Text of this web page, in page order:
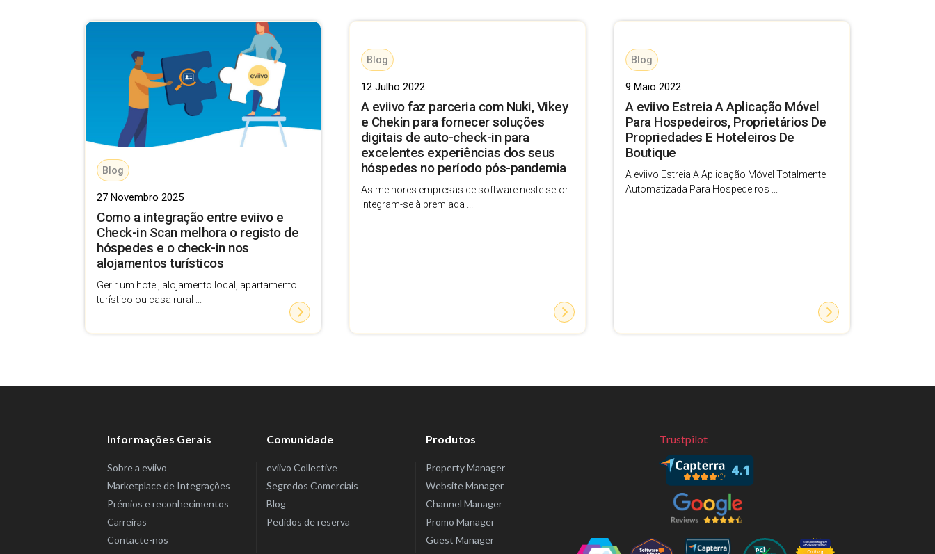
Blog
27 Novembro 2025
Como a integração entre eviivo e
Check-in Scan melhora o registo de
hóspedes e o check-in nos
alojamentos turísticos
Gerir um hotel, alojamento local, apartamento
turístico ou casa rural ...
Blog
12 Julho 2022
A eviivo faz parceria com Nuki, Vikey
e Chekin para fornecer soluções
digitais de auto-check-in para
excelentes experiências dos seus
hóspedes no período pós-pandemia
As melhores empresas de software neste setor
integram-se à premiada ...
Blog
9 Maio 2022
A eviivo Estreia A Aplicação Móvel
Para Hospedeiros, Proprietários De
Propriedades E Hoteleiros De
Boutique
A eviivo Estreia A Aplicação Móvel Totalmente
Automatizada Para Hospedeiros ...
Informações Gerais
Sobre a eviivo
Marketplace de Integrações
Prémios e reconhecimentos
Carreiras
Contacte-nos
Comunidade
eviivo Collective
Segredos Comerciais
Blog
Pedidos de reserva
Produtos
Property Manager
Website Manager
Channel Manager
Promo Manager
Guest Manager
Trustpilot